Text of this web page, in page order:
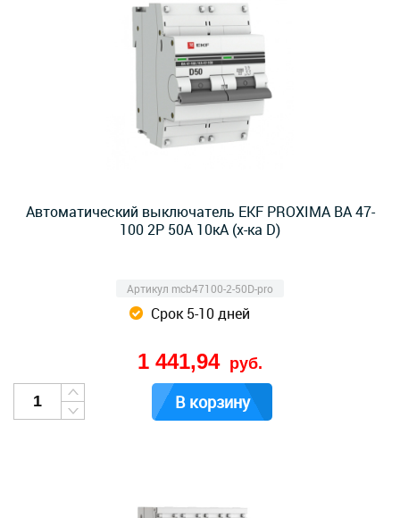
Автоматический выключатель EKF PROXIMA ВА 47-
100 2Р 50А 10кА (х-ка D)
Артикул mcb47100-2-50D-pro
Срок 5-10 дней
1 441,94 руб.
В корзину